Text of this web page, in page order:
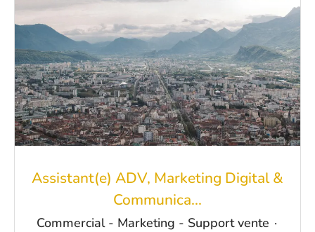
Assistant(e) ADV, Marketing Digital &
Communica...
Commercial - Marketing - Support vente ·